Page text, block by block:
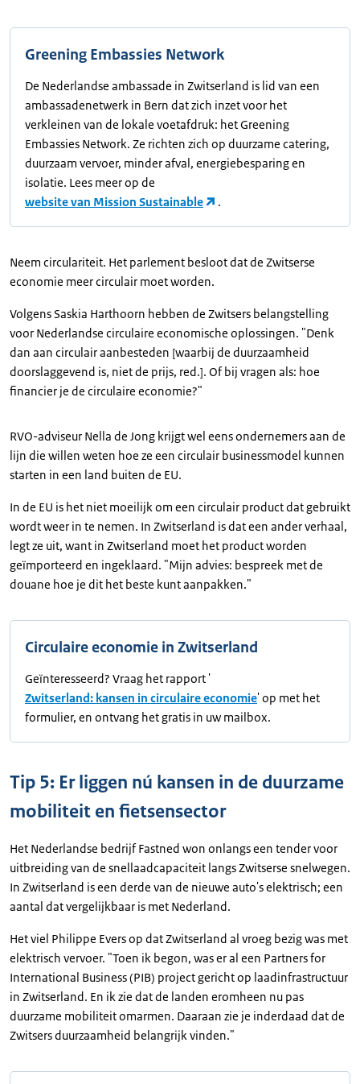
Greening Embassies Network
De Nederlandse ambassade in Zwitserland is lid van een
ambassadenetwerk in Bern dat zich inzet voor het
verkleinen van de lokale voetafdruk: het Greening
Embassies Network. Ze richten zich op duurzame catering,
duurzaam vervoer, minder afval, energiebesparing en
isolatie. Lees meer op de
website van Mission Sustainable
.
Neem circulariteit. Het parlement besloot dat de Zwitserse
economie meer circulair moet worden.
Volgens Saskia Harthoorn hebben de Zwitsers belangstelling
voor Nederlandse circulaire economische oplossingen. "Denk
dan aan circulair aanbesteden [waarbij de duurzaamheid
doorslaggevend is, niet de prijs, red.]. Of bij vragen als: hoe
financier je de circulaire economie?"
RVO-adviseur Nella de Jong krijgt wel eens ondernemers aan de
lijn die willen weten hoe ze een circulair businessmodel kunnen
starten in een land buiten de EU.
In de EU is het niet moeilijk om een circulair product dat gebruikt
wordt weer in te nemen. In Zwitserland is dat een ander verhaal,
legt ze uit, want in Zwitserland moet het product worden
geïmporteerd en ingeklaard. "Mijn advies: bespreek met de
douane hoe je dit het beste kunt aanpakken."
Circulaire economie in Zwitserland
Geïnteresseerd? Vraag het rapport '
Zwitserland: kansen in circulaire economie' op met het
formulier, en ontvang het gratis in uw mailbox.
Tip 5: Er liggen nú kansen in de duurzame
mobiliteit en fietsensector
Het Nederlandse bedrijf Fastned won onlangs een tender voor
uitbreiding van de snellaadcapaciteit langs Zwitserse snelwegen.
In Zwitserland is een derde van de nieuwe auto's elektrisch; een
aantal dat vergelijkbaar is met Nederland.
Het viel Philippe Evers op dat Zwitserland al vroeg bezig was met
elektrisch vervoer. "Toen ik begon, was er al een Partners for
International Business (PIB) project gericht op laadinfrastructuur
in Zwitserland. En ik zie dat de landen eromheen nu pas
duurzame mobiliteit omarmen. Daaraan zie je inderdaad dat de
Zwitsers duurzaamheid belangrijk vinden."